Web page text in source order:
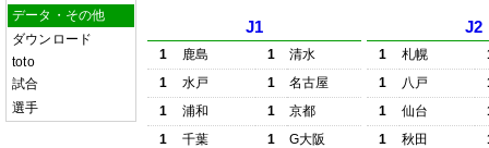
データ・その他
ダウンロード
toto
試合
選手
J1
1 鹿島 1
清水
1
水戸 1
名古屋
1
浦和 1
京都
1
千葉 1
G大阪
J2
1 札幌
1
八戸
1
仙台
1
秋田